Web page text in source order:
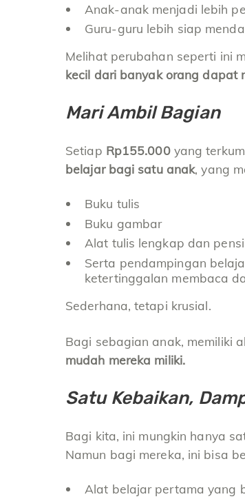
Anak-anak menjadi lebih
Guru-guru lebih siap
Melihat perubahan seperti ini
kecil dari banyak orang dapat
Mari Ambil Bagian
Setiap Rp155.000yang
belajar bagi satu anak, yang
Buku tulis
Buku gambar
Alat tulis lengkap dan
Serta pendampingan
ketertinggalan membaca
Sederhana, tetapi krusial.
Bagi sebagian anak, memiliki
mudah mereka miliki.
Satu Kebaikan,
Bagi kita, ini mungkin hanya
Namun bagi mereka, ini bisa
Alat belajar pertama yang